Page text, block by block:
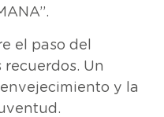
el paso del
Un
y la